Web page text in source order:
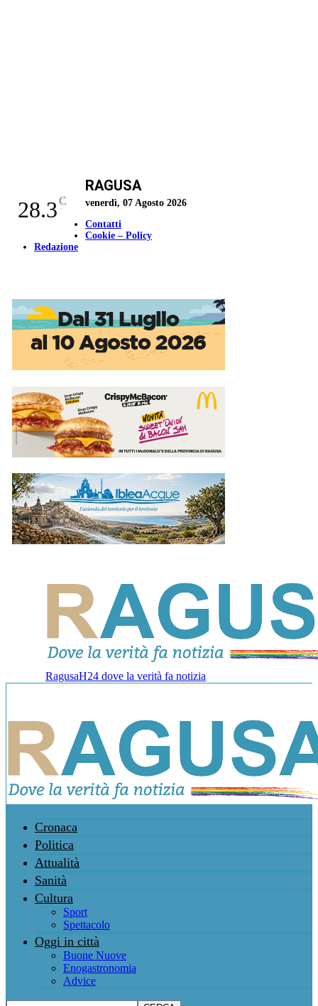
28.3C
RAGUSA
venerdì, 07 Agosto 2026
Contatti
Cookie – Policy
Redazione
RagusaH24 dove la verità fa notizia
Cronaca
Politica
Attualità
Sanità
Cultura
Sport
Spettacolo
Oggi in città
Buone Nuove
Enogastronomia
Advice